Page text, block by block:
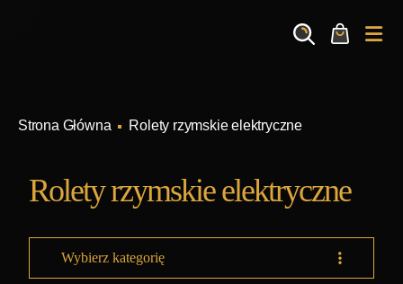
SearchCart
Rolety rzymskie elektryczne
Rolety rzymskie elektryczne
Wybierz kategorię